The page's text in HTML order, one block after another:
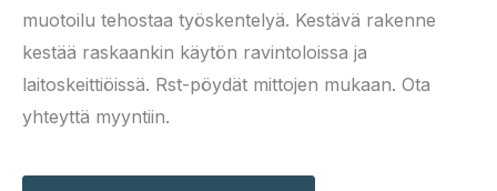
muotoilu tehostaa työskentelyä. Kestävä rakenne
kestää raskaankin käytön ravintoloissa ja
laitoskeittiöissä. Rst-pöydät mittojen mukaan. Ota
yhteyttä myyntiin.